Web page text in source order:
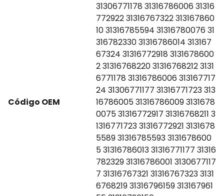
Código OEM
31306771178 31316786006 31316
772922 31316767322 313167860
10 31316785594 31316780076 31
316782330 31316786014 313167
67324 31316772918 3131678600
2 31316768220 31316768212 3131
6771178 31316786006 313167717
24 31306771177 31316771723 313
16786005 31316786009 3131678
0075 31316772917 31316768211 3
1316771723 31316772921 3131678
5589 31316785593 3131678600
5 31316786013 31316771177 31316
782329 31316786001 3130677117
7 31316767321 31316767323 3131
6768219 31316796159 313167961